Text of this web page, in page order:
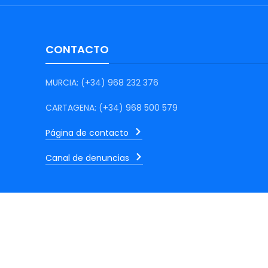
CONTACTO
MURCIA: (+34) 968 232 376
CARTAGENA: (+34) 968 500 579
Página de contacto
Canal de denuncias